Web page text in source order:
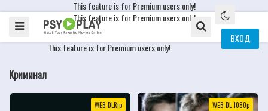
This feature is for Premium users only!
This feature is for Premium users only!
ВХОД
This feature is for Premium users only!
Криминал
WEB-DLRip WEB-DL 1080p